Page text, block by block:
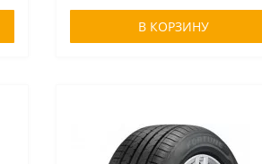
В КОРЗИНУ